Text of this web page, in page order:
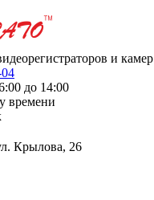
и камер
до 14:00
времени
Крылова, 26